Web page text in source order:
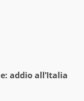
addio all’Italia